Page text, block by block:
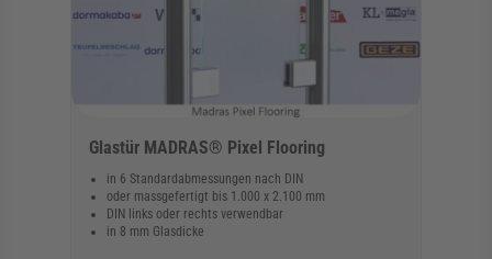
Glastür MADRAS® Pixel Flooring
in 6 Standardabmessungen nach DIN
oder massgefertigt bis 1.000 x 2.100 mm
DIN links oder rechts verwendbar
in 8 mm Glasdicke